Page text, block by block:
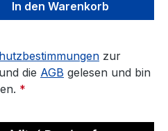
In den Warenkorb
zur
die AGB gelesen und bin
*